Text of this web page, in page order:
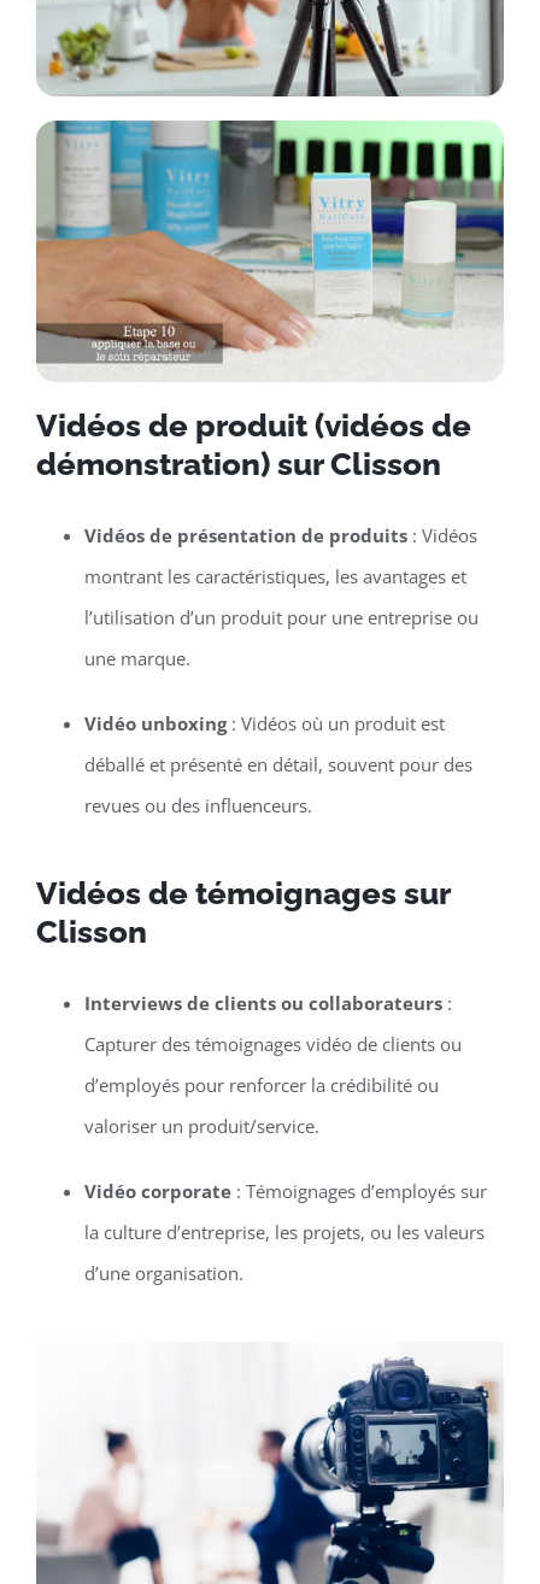
Vidéos de produit (vidéos de
démonstration) sur Clisson
Vidéos de présentation de produits: Vidéos
montrant les caractéristiques, les avantages et
l’utilisation d’un produit pour une entreprise ou
une marque.
Vidéo unboxing: Vidéos où un produit est
déballé et présenté en détail, souvent pour des
revues ou des influenceurs.
Vidéos de témoignages sur
Clisson
Interviews de clients ou collaborateurs:
Capturer des témoignages vidéo de clients ou
d’employés pour renforcer la crédibilité ou
valoriser un produit/service.
Vidéo corporate: Témoignages d’employés sur
la culture d’entreprise, les projets, ou les valeurs
d’une organisation.